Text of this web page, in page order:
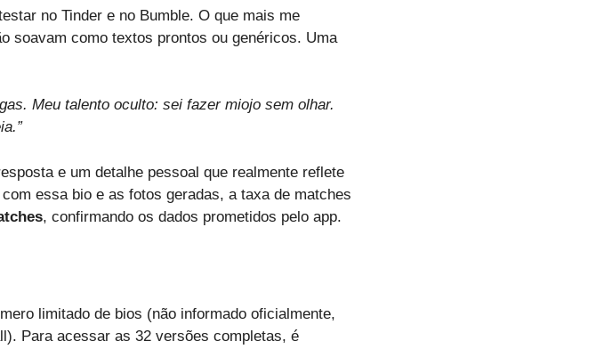
no Tinder e no Bumble. O que mais me
soavam como textos prontos ou genéricos. Uma
Meu talento oculto: sei fazer miojo sem olhar.
e um detalhe pessoal que realmente reflete
com essa bio e as fotos geradas, a taxa de matches
, confirmando os dados prometidos pelo app.
limitado de bios (não informado oficialmente,
Para acessar as 32 versões completas, é